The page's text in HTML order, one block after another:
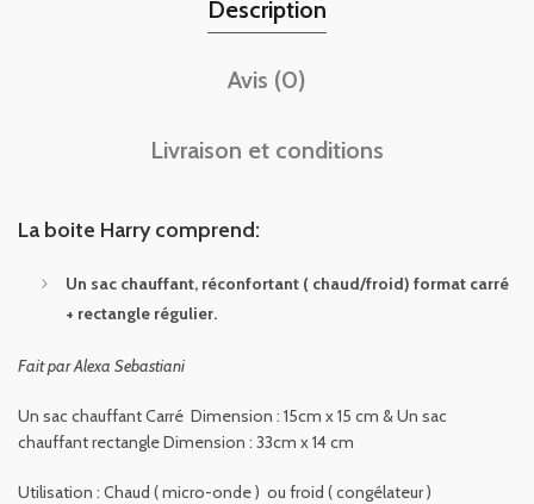
Description
Avis (0)
Livraison et conditions
La boite Harry comprend:
Un sac chauffant, réconfortant ( chaud/froid) format carré
+ rectangle régulier.
Fait par Alexa Sebastiani
Un sac chauffant Carré Dimension : 15cm x 15 cm & Un sac
chauffant rectangle Dimension : 33cm x 14 cm
Utilisation : Chaud ( micro-onde ) ou froid ( congélateur )